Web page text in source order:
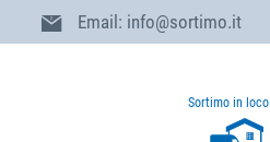
Email: info@sortimo.it
Sortimo in loco